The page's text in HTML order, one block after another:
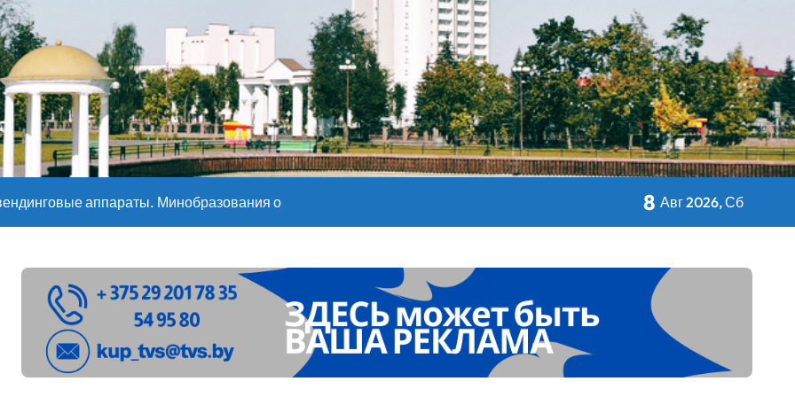
– 05 08 2026
– 07 08 20
аппараты. Минобразования об изменениях в школьном питании
из Молодечно о 50-килограммовом каравае для Дворца Независимости
детей с 1 сентября, рассказали в правительстве
рассказали о погоде на сегодня
8 Авг 2026, Сб